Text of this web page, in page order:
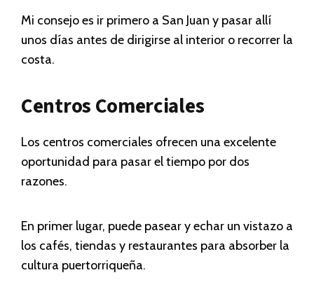
Mi consejo es ir primero a San Juan y pasar allí
unos días antes de dirigirse al interior o recorrer la
costa.
Centros Comerciales
Los centros comerciales ofrecen una excelente
oportunidad para pasar el tiempo por dos
razones.
En primer lugar, puede pasear y echar un vistazo a
los cafés, tiendas y restaurantes para absorber la
cultura puertorriqueña.